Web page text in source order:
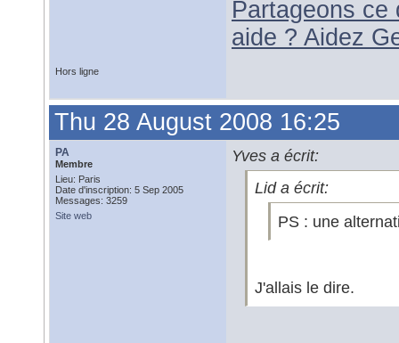
Partageons ce
aide ? Aidez
Hors ligne
Thu 28 August 2008 16:25
PA
Membre
Lieu: Paris
Date d'inscription: 5 Sep 2005
Messages: 3259
Site web
Yves a écrit:
Lid a écrit:
PS : une
J'allais le dire.